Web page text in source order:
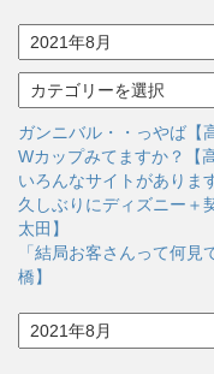
ア
ー
カ
イ
ブ
カ
テ
ゴ
リ
ー
ガンニバル・・っやば【
Wカップみてますか？【
いろんなサイトがありま
久しぶりにディズニー＋
太田】
「結局お客さんって何
橋】
ア
ー